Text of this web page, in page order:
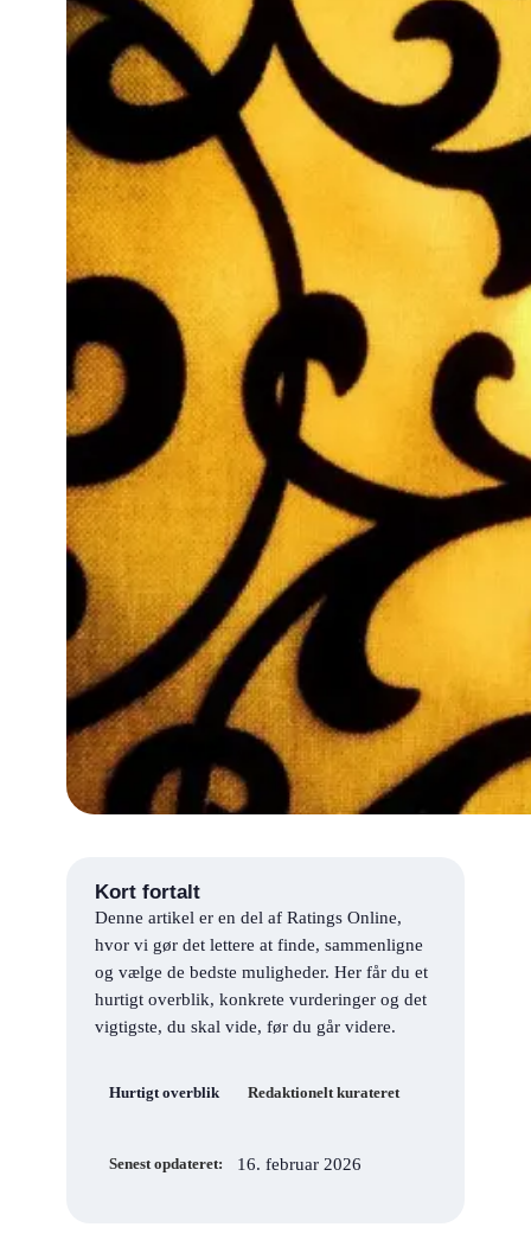
Kort fortalt
Denne artikel er en del af Ratings Online,
hvor vi gør det lettere at finde, sammenligne
og vælge de bedste muligheder. Her får du et
hurtigt overblik, konkrete vurderinger og det
vigtigste, du skal vide, før du går videre.
Hurtigt overblik Redaktionelt kurateret
Senest opdateret: 16. februar 2026